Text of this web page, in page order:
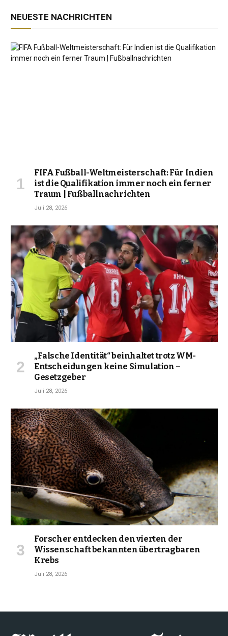
NEUESTE NACHRICHTEN
FIFA Fußball-Weltmeisterschaft: Für Indien
ist die Qualifikation immer noch ein ferner
Traum | Fußballnachrichten
Juli 28, 2026
„Falsche Identität“ beinhaltet trotz WM-
Entscheidungen keine Simulation –
Gesetzgeber
Juli 28, 2026
Forscher entdecken den vierten der
Wissenschaft bekannten übertragbaren
Krebs
Juli 28, 2026